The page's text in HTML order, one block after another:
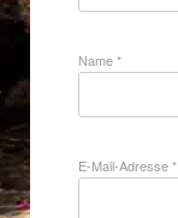
Name*
E-Mail-Adresse*